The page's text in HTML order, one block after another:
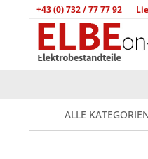
+43 (0) 732 / 77 77 92
ALLE